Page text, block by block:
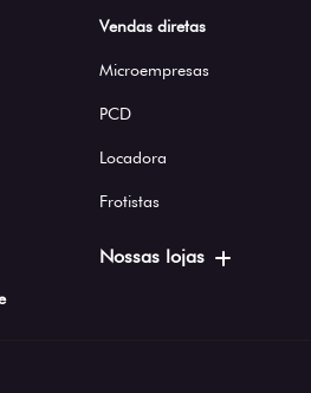
Vendas diretas
Microempresas
PCD
Locadora
Frotistas
Nossas lojas